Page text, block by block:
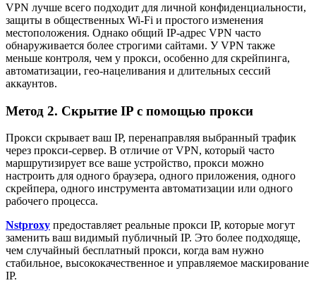
VPN лучше всего подходит для личной конфиденциальности,
защиты в общественных Wi-Fi и простого изменения
местоположения. Однако общий IP-адрес VPN часто
обнаруживается более строгими сайтами. У VPN также
меньше контроля, чем у прокси, особенно для скрейпинга,
автоматизации, гео-нацеливания и длительных сессий
аккаунтов.
Метод 2. Скрытие IP с помощью прокси
Прокси скрывает ваш IP, перенаправляя выбранный трафик
через прокси-сервер. В отличие от VPN, который часто
маршрутизирует все ваше устройство, прокси можно
настроить для одного браузера, одного приложения, одного
скрейпера, одного инструмента автоматизации или одного
рабочего процесса.
Nstproxy предоставляет реальные прокси IP, которые могут
заменить ваш видимый публичный IP. Это более подходяще,
чем случайный бесплатный прокси, когда вам нужно
стабильное, высококачественное и управляемое маскирование
IP.